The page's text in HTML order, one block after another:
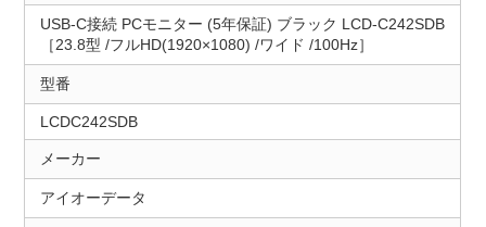
USB-C接続 PCモニター (5年保証) ブラック LCD-C242SDB
［23.8型 /フルHD(1920×1080) /ワイド /100Hz］
型番
LCDC242SDB
メーカー
アイオーデータ